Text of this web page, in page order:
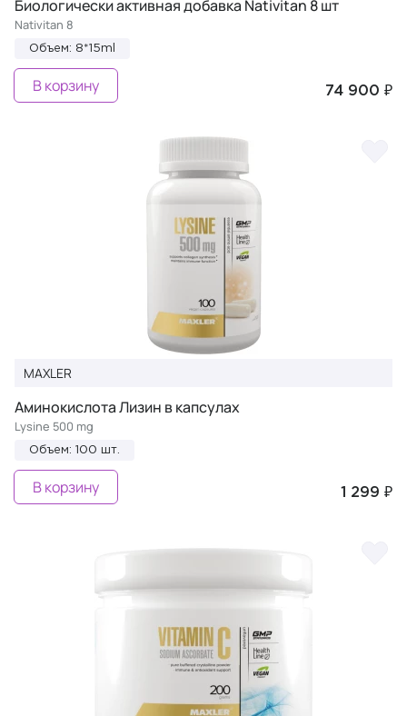
Биологически активная добавка Nativitan 8 шт
Nativitan 8
Объем: 8*15ml
74 900 ₽
В корзину
MAXLER
Аминокислота Лизин в капсулах
Lysine 500 mg
Объем: 100 шт.
1 299 ₽
В корзину